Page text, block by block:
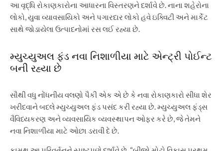
આ વૃદ્ધિ રોકાણકારોના આધારના વિસ્તરણને દર્શાવે છે. નાના શહેરોના
લોકો, યુવા વ્યાવસાયિકો અને પગારદાર લોકો હવે ઇક્વિટી અને માર્કેટ
સાથે જોડાયેલા ઉત્પાદનોમાં રસ લઈ રહ્યા છે.
મ્યુચ્યુઅલ ફંડ નવા નિશાળીયા માટે એન્ટ્રી પોઈન્ટ
બની રહ્યા છે
સૌથી વધુ નોંધનીય વલણો પૈકી એક એ છે કે નવા રોકાણકારો સીધા શેર
ખરીદવાને બદલે મ્યુચ્યુઅલ ફંડ પસંદ કરી રહ્યા છે. મ્યુચ્યુઅલ ફંડ્સ
વૈવિધ્યકરણ અને વ્યવસાયિક વ્યવસ્થાપન ઓફર કરે છે, જે તેમને
નવા નિશાળીયા માટે ઓછા ડરાવી દે છે.